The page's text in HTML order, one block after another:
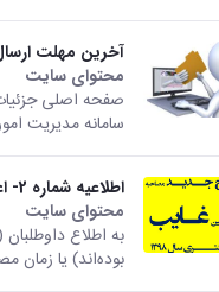
آخرین مهلت
محتوای سایت
سامانه مدیریت
اطلاعیه شماره 2- اعلام تاریخ جدید برگزاری مصاحبه دکتری 1398 جهت حضور داوطلبین غایب
محتوای سایت
بوده‌اند) یا زمان